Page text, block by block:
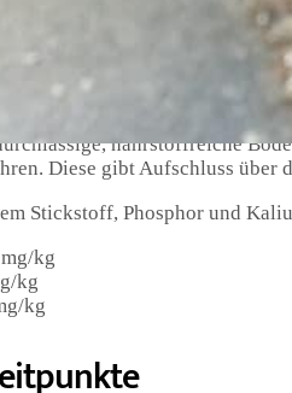
Und
ist eine heimische
von entscheidender
nährstoffreiche
Diese gibt Aufschluss über
Stickstoff, Phosphor und
kg
kg
kg